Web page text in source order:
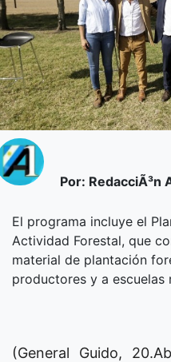
Por: RedacciÃ³n
El programa incluye el
Actividad Forestal, que
material de plantación
productores y a escuelas
(General Guido,